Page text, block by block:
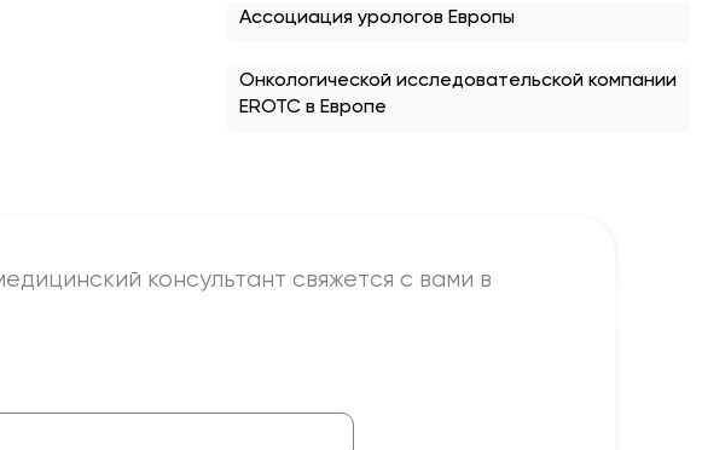
Ассоциация урологов Европы
Онкологической исследовательской компании
EROTC в Европе
консультант свяжется с вами в